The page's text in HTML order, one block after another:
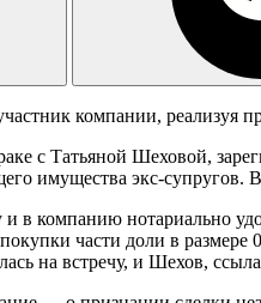
компании, реализуя
с Татьяной Шеховой,
имущества экс-
в компанию нотариально
части доли в
на встречу, и Шехов,